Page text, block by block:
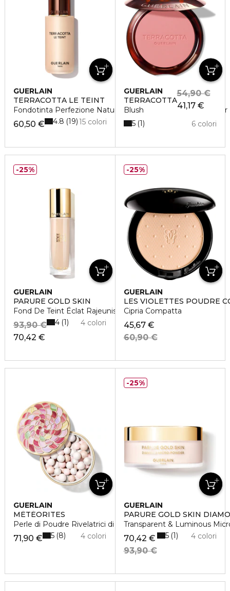
GUERLAIN
TERRACOTTA LE TEINT
Fondotinta Perfezione Naturale Tenuta 24 Ore - No Transfer
60,50 € 15 colori
4.8 19
GUERLAIN
TERRACOTTA
Blush
41,17 €
54,90 €
6 colori
5 1
GUERLAIN
PARURE GOLD SKIN
Fond De Teint Éclat Rajeunissant
70,42 €
93,90 € 4 colori
4 1
25%
GUERLAIN
LES VIOLETTES POUDRE
Cipria Compatta
45,67 €
60,90 €
25%
GUERLAIN
MÉTÉORITES
Perle di Poudre Rivelatrici di Luminosità
71,90 € 4 colori
5 8
GUERLAIN
PARURE GOLD SKIN
Transparent & Luminous
70,42 €
93,90 €
4 colori
5 1
25%